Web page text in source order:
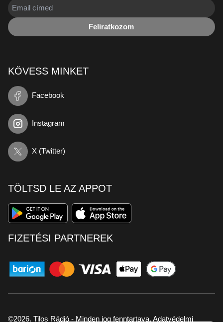
Feliratkozom
KÖVESS MINKET
Facebook
Instagram
X (Twitter)
TÖLTSD LE AZ APPOT
FIZETÉSI PARTNEREK
©2026. Tilos Rádió - Minden jog fenntartava. Adatvédelmi